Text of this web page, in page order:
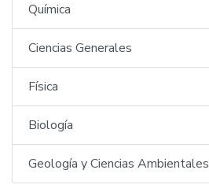
Química
Ciencias Generales
Física
Biología
Geología y Ciencias Ambientales